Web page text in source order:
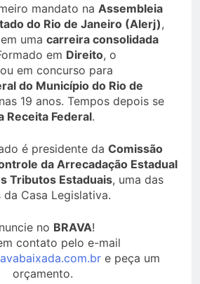
mandato na Assembleia
do Rio de Janeiro (Alerj),
uma carreira consolidada
em Direito, o
em concurso para
do Município do Rio de
19 anos. Tempos depois se
Receita Federal.
é presidente da Comissão
da Arrecadação Estadual
Tributos Estaduais, uma das
Casa Legislativa.
no BRAVA!
contato pelo e-mail
e peça um
orçamento.